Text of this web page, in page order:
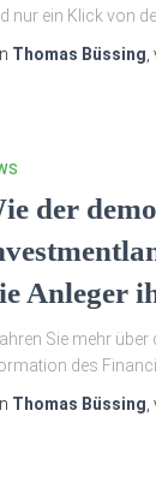
nur ein Klick von
Thomas Büssing
der
Anleger
Sie mehr
des
Thomas Büssing